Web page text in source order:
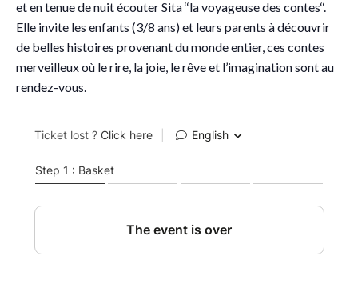
et en tenue de nuit écouter Sita ‘‘la voyageuse des contes‘‘.
Elle invite les enfants (3/8 ans) et leurs parents à découvrir
de belles histoires provenant du monde entier, ces contes
merveilleux où le rire, la joie, le rêve et l’imagination sont au
rendez-vous.